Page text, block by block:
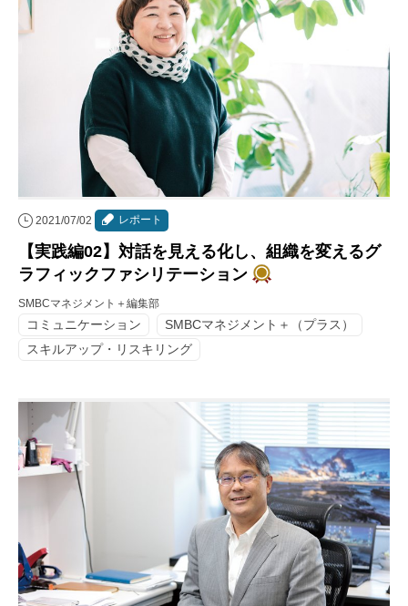
2021/07/02 レポート
【実践編02】対話を見える化し、組織を変えるグ
ラフィックファシリテーション
SMBCマネジメント＋編集部
コミュニケーション
SMBCマネジメント＋（プラス）
スキルアップ・リスキリング